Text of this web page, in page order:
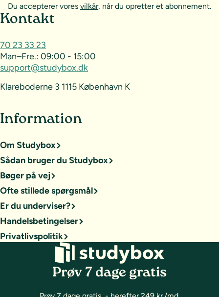
Du accepterer vores vilkår, når du opretter et abonnement.
Sideoversigt og kontakt
Kontakt
70 23 33 23
Man–Fre.: 09:00 - 15:00
support@studybox.dk
Klareboderne 3 1115 København K
Information
Om Studybox
Sådan bruger du Studybox
Bøger på vej
Ofte stillede spørgsmål
Er du underviser?
Handelsbetingelser
Privatlivspolitik
Prøv 7 dage gratis